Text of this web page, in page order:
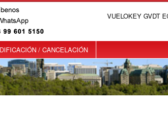
VUELOKEY GVDT
/ CANCELACIÓN